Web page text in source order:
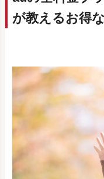
が教えるお得